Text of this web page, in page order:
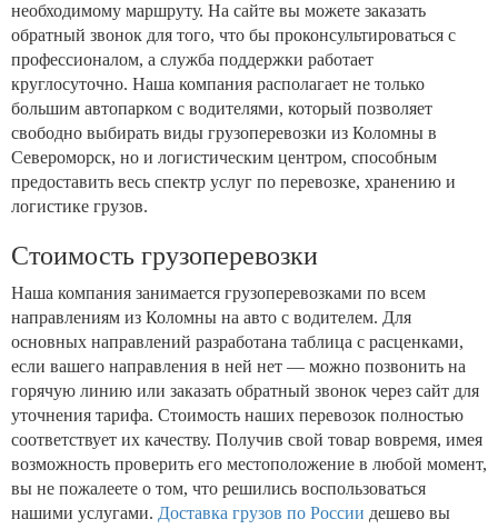
необходимому маршруту. На сайте вы можете заказать
обратный звонок для того, что бы проконсультироваться с
профессионалом, а служба поддержки работает
круглосуточно. Наша компания располагает не только
большим автопарком с водителями, который позволяет
свободно выбирать виды грузоперевозки из Коломны в
Североморск, но и логистическим центром, способным
предоставить весь спектр услуг по перевозке, хранению и
логистике грузов.
Стоимость грузоперевозки
Наша компания занимается грузоперевозками по всем
направлениям из Коломны на авто с водителем. Для
основных направлений разработана таблица с расценками,
если вашего направления в ней нет — можно позвонить на
горячую линию или заказать обратный звонок через сайт для
уточнения тарифа. Стоимость наших перевозок полностью
соответствует их качеству. Получив свой товар вовремя, имея
возможность проверить его местоположение в любой момент,
вы не пожалеете о том, что решились воспользоваться
нашими услугами. Доставка грузов по России дешево вы